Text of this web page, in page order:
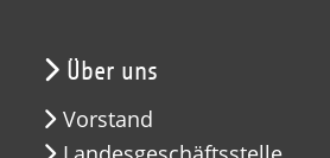
Über uns
Vorstand